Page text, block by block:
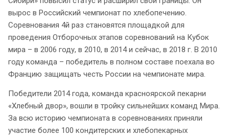
вырос в Российский чемпионат по хлебопечению.
Соревнования 4й раз становятся площадкой для
проведения Отборочных этапов соревнований на Кубок
мира – в 2006 году, в 2010, в 2014 и сейчас, в 2018 г. В 2010
году команда – победитель в полном составе поехала во
Францию защищать честь России на чемпионате мира.
Победители 2014 года, команда красноярской пекарни
«Хлебный двор», вошли в тройку сильнейших команд Мира.
За всю историю чемпионата в соревнованиях приняли
участие более 100 кондитерских и хлебопекарных